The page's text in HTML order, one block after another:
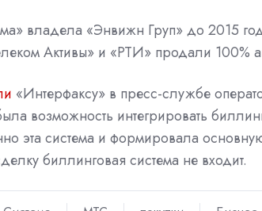
владела «Энвижн Груп» до 2015
Активы» и «РТИ» продали 100%
«Интерфаксу» в пресс-службе
возможность интегрировать
эта система и формировала
биллинговая система не входит.